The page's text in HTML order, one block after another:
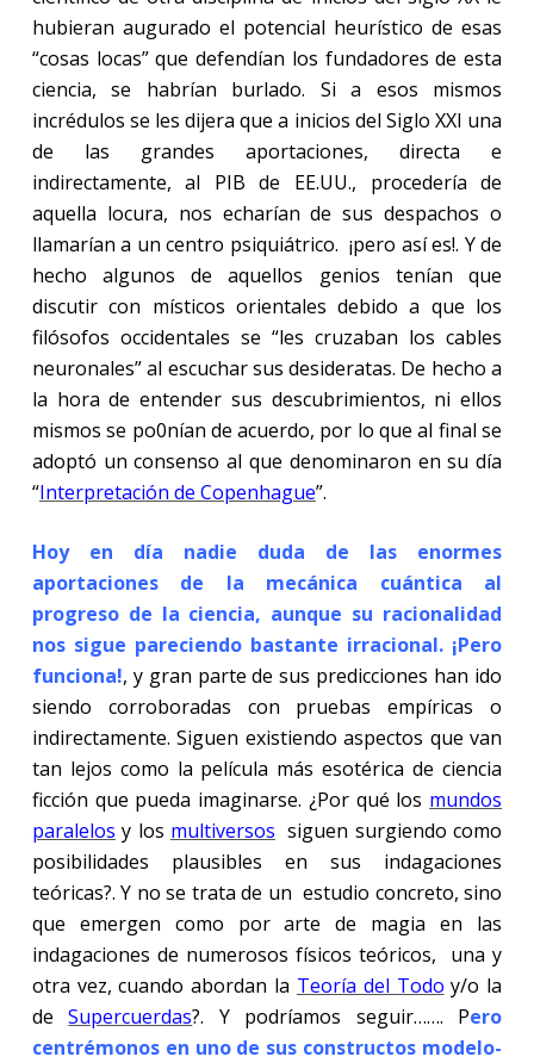
hubieran augurado el potencial heurístico de esas
“cosas locas” que defendían los fundadores de esta
ciencia, se habrían burlado. Si a esos mismos
incrédulos se les dijera que a inicios del Siglo XXI una
de las grandes aportaciones, directa e
indirectamente, al PIB de EE.UU., procedería de
aquella locura, nos echarían de sus despachos o
llamarían a un centro psiquiátrico. ¡pero así es!. Y de
hecho algunos de aquellos genios tenían que
discutir con místicos orientales debido a que los
filósofos occidentales se “les cruzaban los cables
neuronales” al escuchar sus desideratas. De hecho a
la hora de entender sus descubrimientos, ni ellos
mismos se po0nían de acuerdo, por lo que al final se
adoptó un consenso al que denominaron en su día
“Interpretación de Copenhague”.
Hoy en día nadie duda de las enormes
aportaciones de la mecánica cuántica al
progreso de la ciencia, aunque su racionalidad
nos sigue pareciendo bastante irracional. ¡Pero
funciona!, y gran parte de sus predicciones han ido
siendo corroboradas con pruebas empíricas o
indirectamente. Siguen existiendo aspectos que van
tan lejos como la película más esotérica de ciencia
ficción que pueda imaginarse. ¿Por qué los mundos
paralelos y los multiversos siguen surgiendo como
posibilidades plausibles en sus indagaciones
teóricas?. Y no se trata de un estudio concreto, sino
que emergen como por arte de magia en las
indagaciones de numerosos físicos teóricos, una y
otra vez, cuando abordan la Teoría del Todo y/o la
deSupercuerdas?. Y podríamos seguir……. Pero
centrémonos en uno de sus constructos modelo-